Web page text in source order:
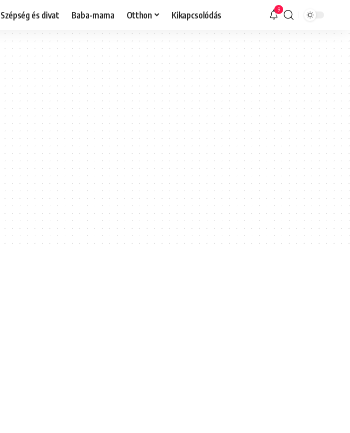
Szépség és divat Baba-mama Otthon Kikapcsolódás 9